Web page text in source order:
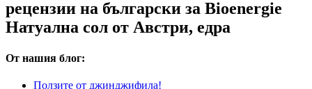
рецензии на български за Bioenergie
Натуална сол от Австри, едра
От нашия блог:
Ползите от джинджифила!